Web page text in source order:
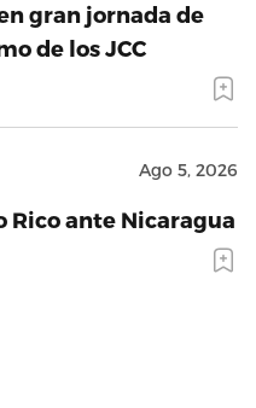
gran jornada de
de los JCC
Ago 5, 2026
Rico ante Nicaragua